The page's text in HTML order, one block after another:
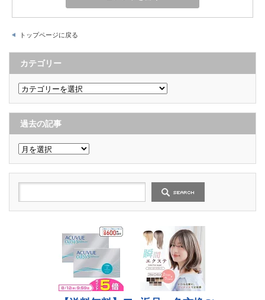
トップページに戻る
カテゴリー
カ
テ
ゴ
リ
ー
過去の記事
過
去
の
記
事